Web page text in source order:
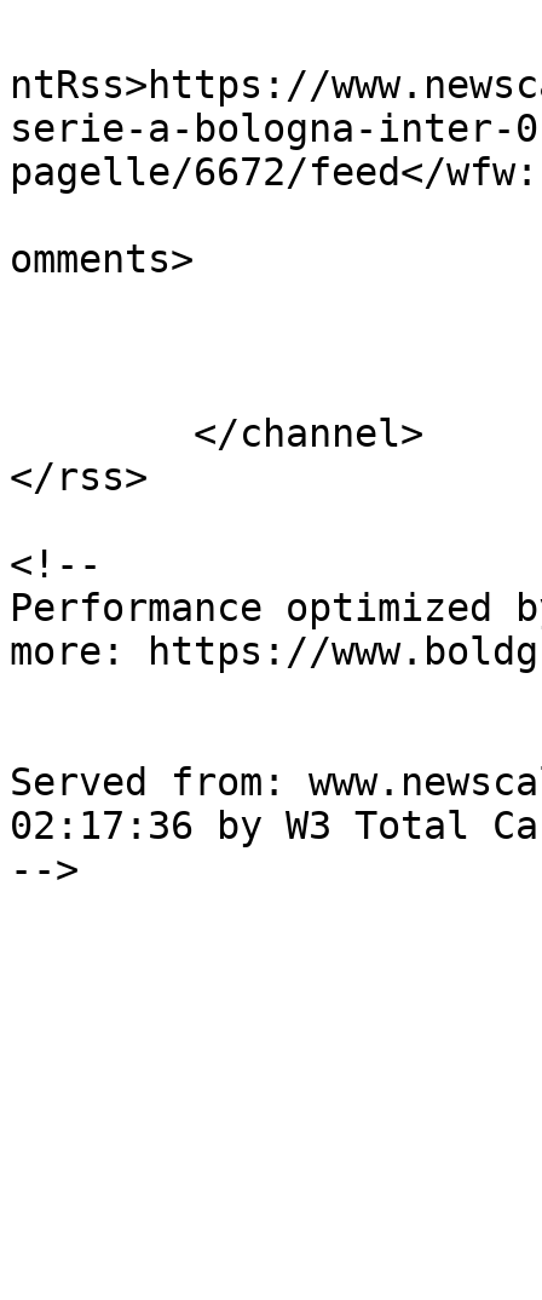
ntRss>https://
serie-a-bologna-inter-
pagelle/6672/feed</
omments>
</rss>
<!--
Performance optimized
more: https://
Served from:
02:17:36 by W3 Total
-->